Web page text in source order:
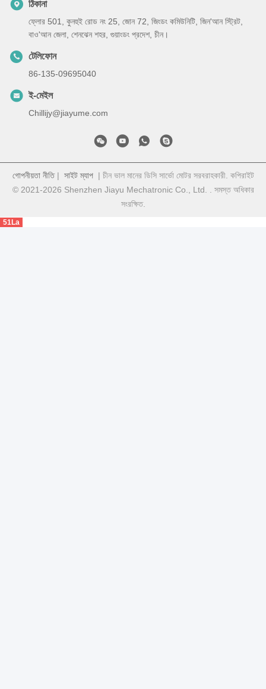
ঠিকানা
ফ্লোর 501, কুনহুই রোড নং 25, জোন 72, জিংডং কমিউনিটি, জিন'আন স্ট্রিট,
বাও'আন জেলা, শেনঝেন শহর, গুয়াংডং প্রদেশ, চীন।
টেলিফোন
86-135-09695040
ই-মেইল
Chillijy@jiayume.com
গোপনীয়তা নীতি| সাইট ম্যাপ| চীন ভাল মানের ডিসি সার্ভো মোটর সরবরাহকারী. কপিরাইট
© 2021-2026 Shenzhen Jiayu Mechatronic Co., Ltd. . সমস্ত অধিকার
সংরক্ষিত.
51La